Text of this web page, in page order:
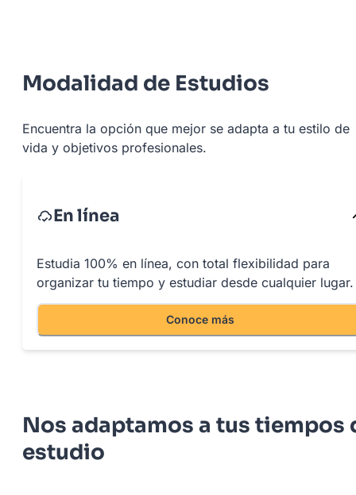
Modalidad de Estudios
Encuentra la opción que mejor se adapta a tu estilo de
vida y objetivos profesionales.
En línea
Estudia 100% en línea, con total flexibilidad para
organizar tu tiempo y estudiar desde cualquier lugar.
Conoce más
Nos adaptamos a tus tiempos
estudio